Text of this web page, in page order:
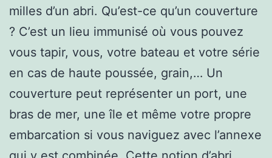
milles d’un abri. Qu’est-ce qu’un couverture
? C’est un lieu immunisé où vous pouvez
vous tapir, vous, votre bateau et votre série
en cas de haute poussée, grain,… Un
couverture peut représenter un port, une
bras de mer, une île et même votre propre
embarcation si vous naviguez avec l’annexe